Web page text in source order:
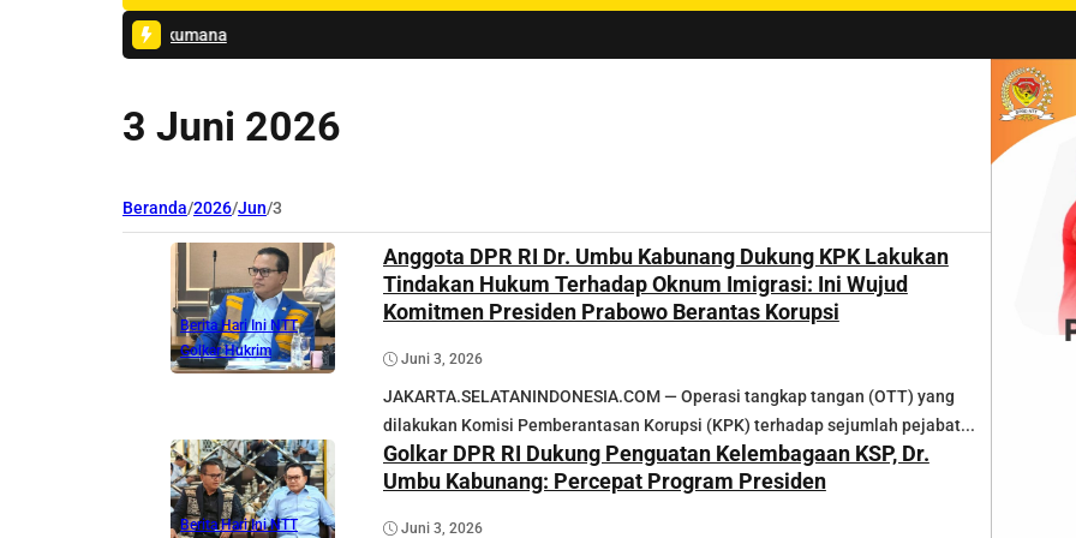
#1 -
3 Juni 2026
Beranda/2026/Jun/3
Berita Hari Ini NTT
GolkarHukrim
Anggota DPR RI Dr. Umbu Kabunang Dukung KPK Lakukan
Tindakan Hukum Terhadap Oknum Imigrasi: Ini Wujud
Komitmen Presiden Prabowo Berantas Korupsi
Juni 3, 2026
JAKARTA.SELATANINDONESIA.COM — Operasi tangkap tangan (OTT) yang
dilakukan Komisi Pemberantasan Korupsi (KPK) terhadap sejumlah pejabat...
Berita Hari Ini NTT
Golkar DPR RI Dukung Penguatan Kelembagaan KSP, Dr.
Umbu Kabunang: Percepat Program Presiden
Juni 3, 2026